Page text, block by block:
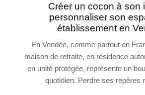
Créer un cocon à son
personnaliser son
établissement en
En Vendée, comme partout en
maison de retraite, en résidence
en unité protégée, représente un
quotidien. Perdre ses repères